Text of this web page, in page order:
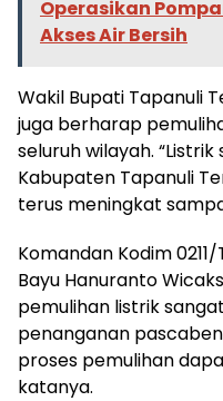
Operasikan
Akses Air Bersih
Wakil Bupati Tapanuli
juga berharap
seluruh wilayah.
Kabupaten Tapanuli
terus meningkat
Komandan Kodim
Bayu Hanuranto
pemulihan listrik
penanganan
proses pemulihan
katanya.